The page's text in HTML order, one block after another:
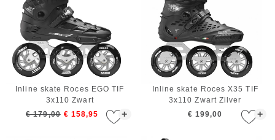
+
Inline skate Roces EGO TIF
3x110 Zwart
€ 179,00 € 158,95 +
Inline skate Roces X35 TIF
3x110 Zwart Zilver
€ 199,00